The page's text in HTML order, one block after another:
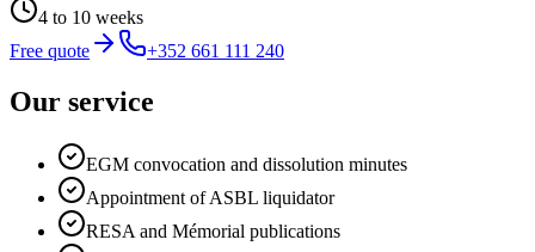
4 to 10 weeks
Free quote
+352 661 111 240
Our service
EGM convocation and dissolution minutes
Appointment of ASBL liquidator
RESA and Mémorial publications